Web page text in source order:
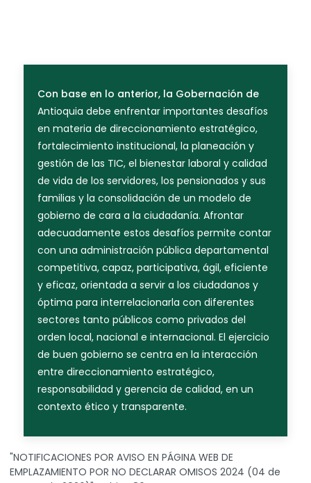
Con base en lo anterior, la Gobernación de
Antioquia debe enfrentar importantes desafíos
en materia de direccionamiento estratégico,
fortalecimiento institucional, la planeación y
gestión de las TIC, el bienestar laboral y calidad
de vida de los servidores, los pensionados y sus
familias y la consolidación de un modelo de
gobierno de cara a la ciudadanía. Afrontar
adecuadamente estos desafíos permite contar
con una administración pública departamental
competitiva, capaz, participativa, ágil, eficiente
y eficaz, orientada a servir a los ciudadanos y
óptima para interrelacionarla con diferentes
sectores tanto públicos como privados del
orden local, nacional e internacional. El ejercicio
de buen gobierno se centra en la interacción
entre direccionamiento estratégico,
responsabilidad y gerencia de calidad, en un
contexto ético y transparente.
"NOTIFICACIONES POR AVISO EN PÁGINA WEB DE
EMPLAZAMIENTO POR NO DECLARAR OMISOS 2024 (04 de